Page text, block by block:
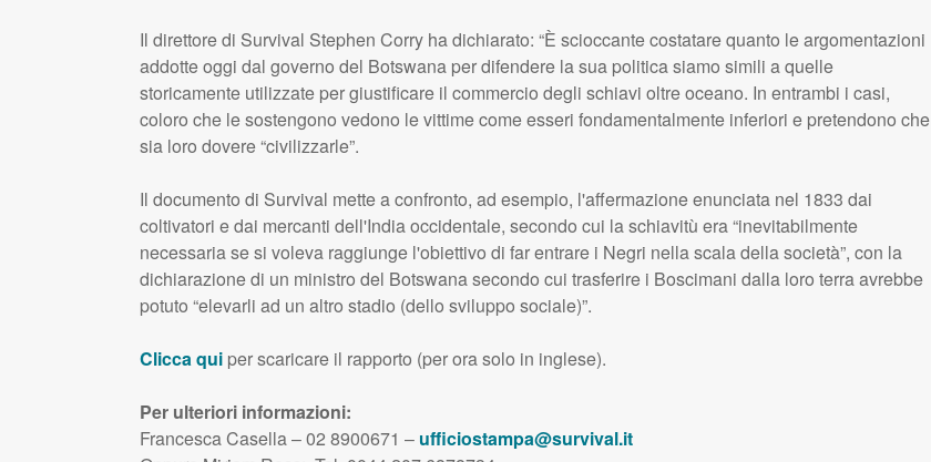
Il direttore di Survival Stephen Corry ha dichiarato: “È scioccante costatare quanto le argomentazioni
addotte oggi dal governo del Botswana per difendere la sua politica siamo simili a quelle
storicamente utilizzate per giustificare il commercio degli schiavi oltre oceano. In entrambi i casi,
coloro che le sostengono vedono le vittime come esseri fondamentalmente inferiori e pretendono che
sia loro dovere “civilizzarle”.
Il documento di Survival mette a confronto, ad esempio, l'affermazione enunciata nel 1833 dai
coltivatori e dai mercanti dell'India occidentale, secondo cui la schiavitù era “inevitabilmente
necessaria se si voleva raggiunge l'obiettivo di far entrare i Negri nella scala della società”, con la
dichiarazione di un ministro del Botswana secondo cui trasferire i Boscimani dalla loro terra avrebbe
potuto “elevarli ad un altro stadio (dello sviluppo sociale)”.
Clicca quiper scaricare il rapporto (per ora solo in inglese).
Per ulteriori informazioni:
Francesca Casella – 02 8900671 – ufficiostampa@survival.it